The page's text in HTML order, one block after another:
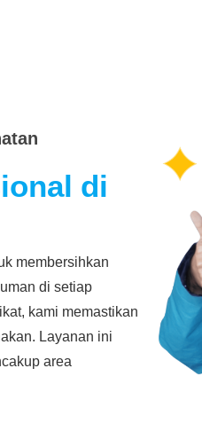
di
membersihkan
di setiap
kami memastikan
Layanan ini
area